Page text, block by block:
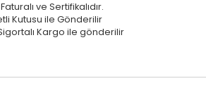
ve Sertifikalıdır.
Kutusu ile Gönderilir
Kargo ile gönderilir